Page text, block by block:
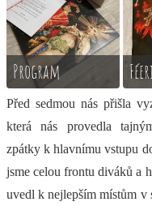
Program
Před sedmou nás přišla
která nás provedla
zpátky k hlavnímu vstupu
jsme celou frontu diváků a
uvedl k nejlepším místům v